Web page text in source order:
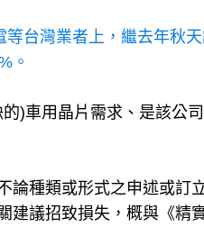
台灣業者上，繼去年秋
。
)車用晶片需求、是該公
論種類或形式之申述或訂
建議招致損失，概與《精